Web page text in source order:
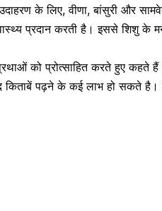
के लिए, वीणा, बांसुरी और
प्रदान करती है। इससे शिशु के
को प्रोत्साहित करते हुए कहते
किताबें पढ़ने के कई लाभ हो सकते